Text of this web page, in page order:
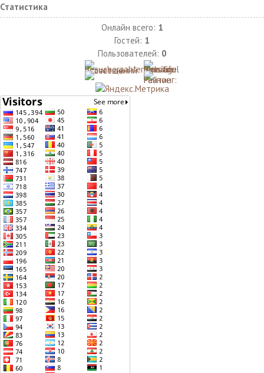
Статистика
Онлайн всего: 1
Гостей: 1
Пользователей: 0